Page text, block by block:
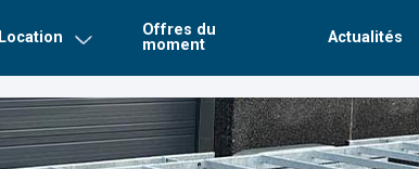
Location
Offres du
moment
Actualités
Mot de
Connexion